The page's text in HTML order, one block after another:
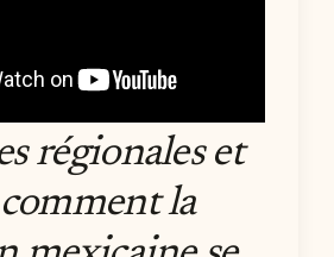
régionales et
la